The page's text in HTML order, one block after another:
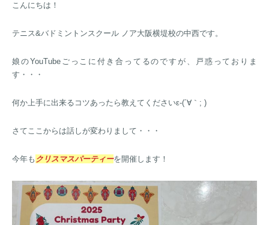
こんにちは！
テニス&バドミントンスクール ノア大阪横堤校の中西です。
娘のYouTubeごっこに付き合ってるのですが、戸惑っておりま
す・・・
何か上手に出来るコツあったら教えてくださいε-(´∀｀; )
さてここからは話しが変わりまして・・・
今年も クリスマスパーティーを開催します！